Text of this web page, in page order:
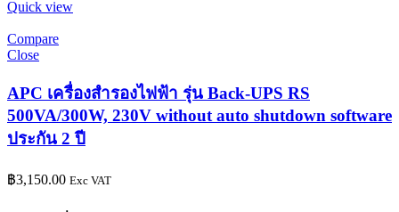
Quick view
Compare
Close
APC เครื่องสำรองไฟฟ้า รุ่น Back-UPS RS
500VA/300W, 230V without auto shutdown software
ประกัน 2 ปี
฿3,150.00 Exc VAT